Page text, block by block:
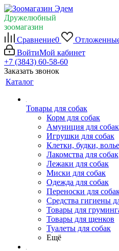
Дружелюбный
зоомагазин
Сравнение0
ВойтиМой кабинет
+7 (3843) 60-58-60
Заказать звонок
Каталог
Товары для собак
Корм для собак
Амуниция для собак
Игрушки для собак
Клетки, будки,
Лакомства для собак
Лежаки для собак
Миски для собак
Одежда для собак
Переноски для
Средства гигиены
Товары для
Товары для щенков
Туалеты для собак
Ещё